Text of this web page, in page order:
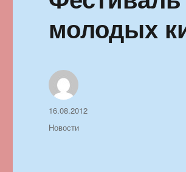
молодых
Автор
Опубликовано
16.08.2012
Рубрики
Новости